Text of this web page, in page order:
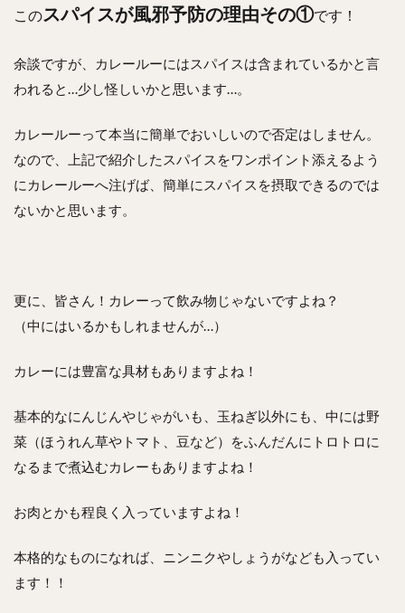
このスパイスが風邪予防の理由その①です！
余談ですが、カレールーにはスパイスは含まれているかと言
われると…少し怪しいかと思います…。
カレールーって本当に簡単でおいしいので否定はしません。
なので、上記で紹介したスパイスをワンポイント添えるよう
にカレールーへ注げば、簡単にスパイスを摂取できるのでは
ないかと思います。
更に、皆さん！カレーって飲み物じゃないですよね？
（中にはいるかもしれませんが…）
カレーには豊富な具材もありますよね！
基本的なにんじんやじゃがいも、玉ねぎ以外にも、中には野
菜（ほうれん草やトマト、豆など）をふんだんにトロトロに
なるまで煮込むカレーもありますよね！
お肉とかも程良く入っていますよね！
本格的なものになれば、ニンニクやしょうがなども入ってい
ます！！